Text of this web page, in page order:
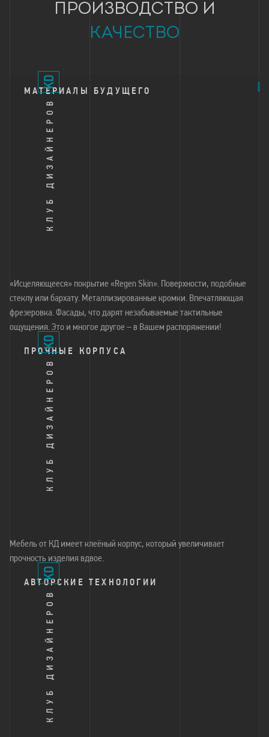
ПРОИЗВОДСТВО И
КАЧЕСТВО
МАТЕРИАЛЫ БУДУЩЕГО
«Исцеляющееся» покрытие «Regen Skin». Поверхности, подобные
стеклу или бархату. Металлизированные кромки. Впечатляющая
фрезеровка. Фасады, что дарят незабываемые тактильные
ощущения. Это и многое другое – в Вашем распоряжении!
ПРОЧНЫЕ КОРПУСА
Мебель от КД имеет клеёный корпус, который увеличивает
прочность изделия вдвое.
АВТОРСКИЕ ТЕХНОЛОГИИ